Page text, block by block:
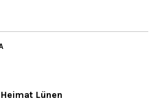
Lünen